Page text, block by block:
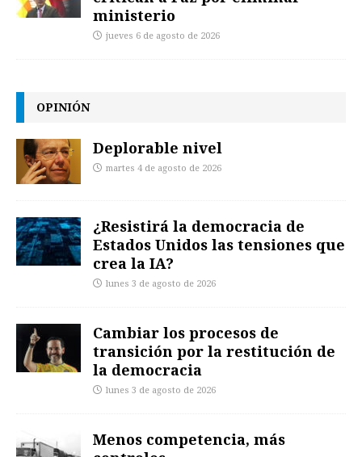
ministerio
jueves 6 de agosto de 2026
OPINIÓN
Deplorable nivel
martes 4 de agosto de 2026
¿Resistirá la democracia de
Estados Unidos las tensiones que
crea la IA?
lunes 3 de agosto de 2026
Cambiar los procesos de
transición por la restitución de
la democracia
lunes 3 de agosto de 2026
Menos competencia, más